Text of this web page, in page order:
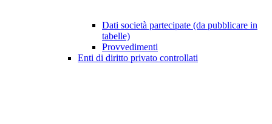
Dati società partecipate (da pubblicare in
tabelle)
Provvedimenti
Enti di diritto privato controllati